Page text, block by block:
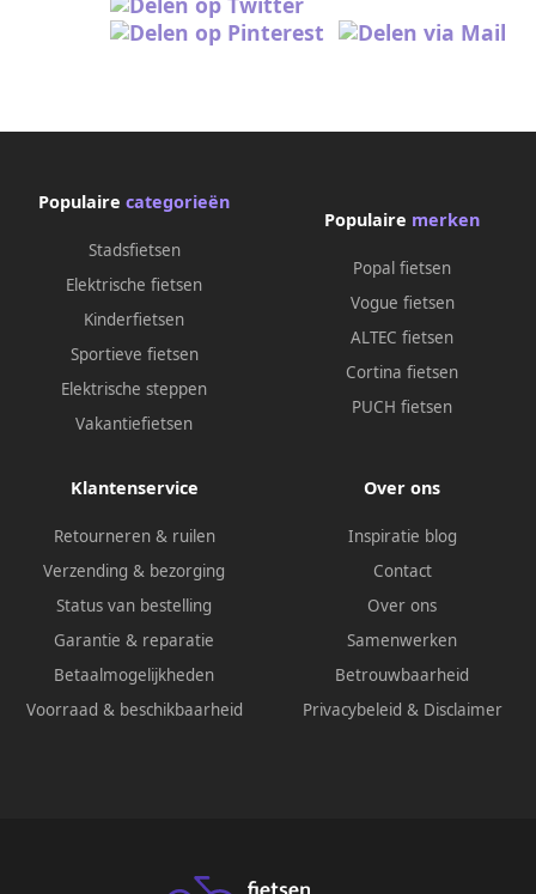
Populaire categorieën
Stadsfietsen
Elektrische fietsen
Kinderfietsen
Sportieve fietsen
Elektrische steppen
Vakantiefietsen
Populaire merken
Popal fietsen
Vogue fietsen
ALTEC fietsen
Cortina fietsen
PUCH fietsen
Klantenservice
Retourneren & ruilen
Verzending & bezorging
Status van bestelling
Garantie & reparatie
Betaalmogelijkheden
Voorraad & beschikbaarheid
Over ons
Inspiratie blog
Contact
Over ons
Samenwerken
Betrouwbaarheid
Privacybeleid & Disclaimer